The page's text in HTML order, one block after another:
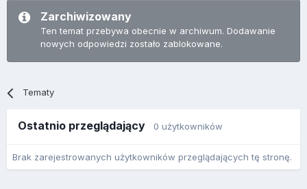
Zarchiwizowany
Ten temat przebywa obecnie w archiwum. Dodawanie
nowych odpowiedzi zostało zablokowane.
Tematy
Ostatnio przeglądający 0 użytkowników
Brak zarejestrowanych użytkowników przeglądających tę stronę.